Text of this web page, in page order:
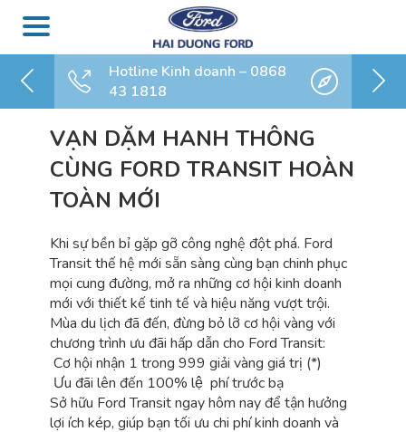
Hotline Kinh doanh – 0868
43 1818
VẠN DẶM HANH THÔNG
CÙNG FORD TRANSIT HOÀN
TOÀN MỚI
Khi sự bền bỉ gặp gỡ công nghệ đột phá. Ford
Transit thế hệ mới sẵn sàng cùng bạn chinh phục
mọi cung đường, mở ra những cơ hội kinh doanh
mới với thiết kế tinh tế và hiệu năng vượt trội.
Mùa du lịch đã đến, đừng bỏ lỡ cơ hội vàng với
chương trình ưu đãi hấp dẫn cho Ford Transit:
Cơ hội nhận 1 trong 999 giải vàng giá trị (*)
Ưu đãi lên đến 100% lệ phí trước bạ
Sở hữu Ford Transit ngay hôm nay để tận hưởng
lợi ích kép, giúp bạn tối ưu chi phí kinh doanh và